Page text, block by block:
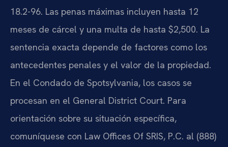
18.2-96. Las penas máximas incluyen hasta 12
meses de cárcel y una multa de hasta $2,500. La
sentencia exacta depende de factores como los
antecedentes penales y el valor de la propiedad.
En el Condado de Spotsylvania, los casos se
procesan en el General District Court. Para
orientación sobre su situación específica,
comuníquese con Law Offices Of SRIS, P.C. al (888)